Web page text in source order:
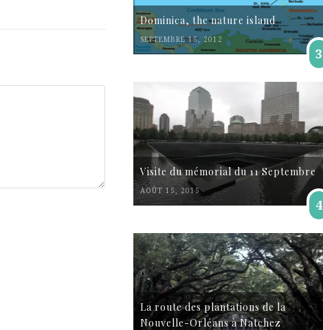
Dominica, the nature island
SEPTEMBRE 15, 2012
3
Visite du mémorial du 11 Septembre
AOÛT 15, 2015
4
La route des plantations de la
Nouvelle-Orléans à Natchez